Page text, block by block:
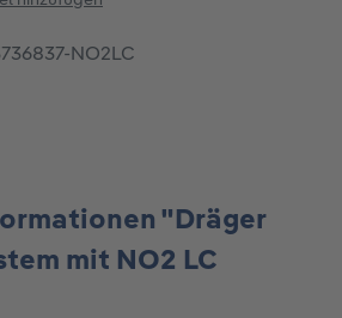
NO2LC
"Dräger
mit NO2 LC